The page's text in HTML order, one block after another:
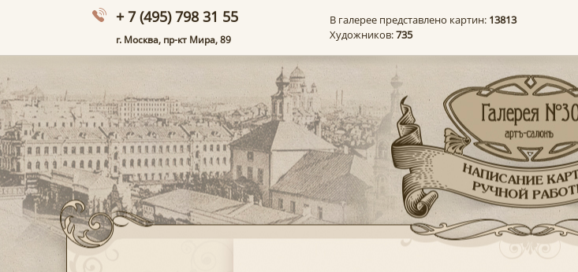
+ 7 (495) 798 31 55
г. Москва, пр-кт Мира, 89
В галерее представлено картин: 13813
Художников:735